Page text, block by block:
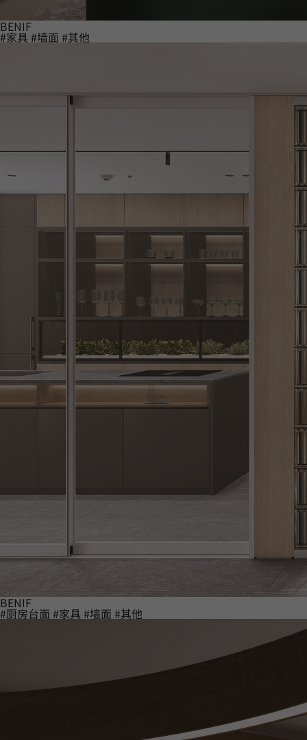
BENIF
#家具 #墙面 #其他
BENIF
#厨房台面 #家具 #墙面 #其他